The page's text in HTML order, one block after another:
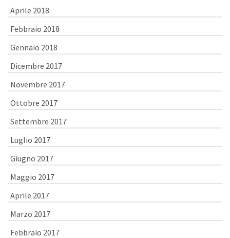
Aprile 2018
Febbraio 2018
Gennaio 2018
Dicembre 2017
Novembre 2017
Ottobre 2017
Settembre 2017
Luglio 2017
Giugno 2017
Maggio 2017
Aprile 2017
Marzo 2017
Febbraio 2017